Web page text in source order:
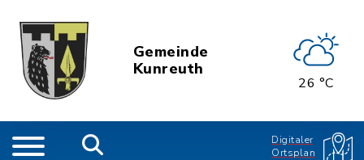
Gemeinde
Kunreuth
26 °C
Digitaler
Ortsplan